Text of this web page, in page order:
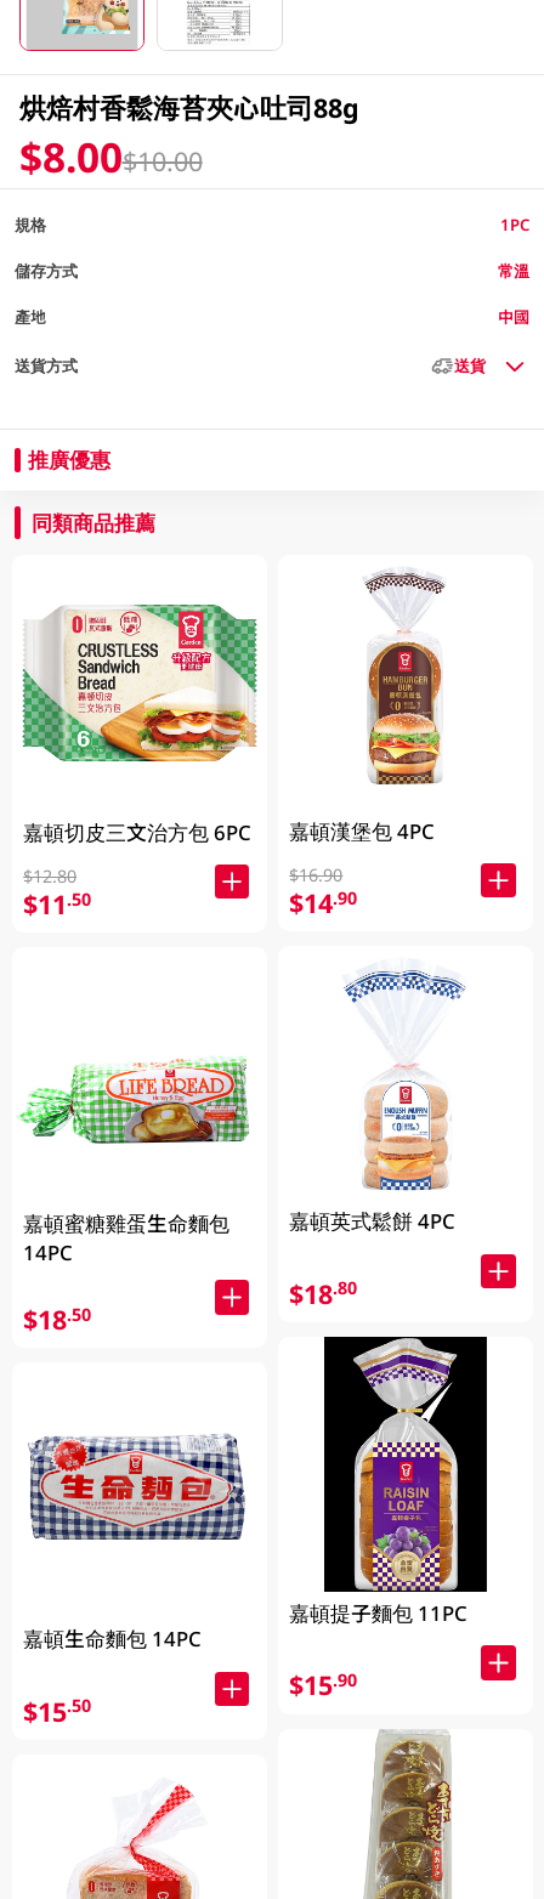
烘焙村香鬆海苔夾心吐司88g
$8.00$10.00
規格 1PC
儲存方式 常溫
產地 中國
送貨方式 送貨
推廣優惠
同類商品推薦
嘉頓切皮三文治方包 6PC
$12.80
$11.50
嘉頓蜜糖雞蛋生命麵包
14PC
$18.50
嘉頓生命麵包 14PC
$15.50
嘉頓漢堡包 4PC
$16.90
$14.90
嘉頓英式鬆餅 4PC
$18.80
嘉頓提子麵包 11PC
$15.90